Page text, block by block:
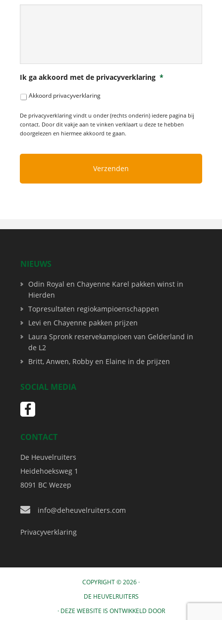
Ik ga akkoord met de privacyverklaring *
Akkoord privacyverklaring
De privacyverklaring vindt u onder (rechts onderin) iedere pagina bij
contact. Door dit vakje aan te vinken verklaart u deze te hebben
doorgelezen en hiermee akkoord te gaan.
NIEUWS
Odin Royal en Chayenne Karel pakken winst in
Hierden
Topresultaten regiokampioenschappen
Levi en Chayenne pakken prijzen
Laura Spronk reservekampioen van Gelderland in
de L2
Britt, Anwen, Robby en Elaine in de prijzen
SOCIAL MEDIA
CONTACT
De Heuvelruiters
Heidehoeksweg 1
8091 BC Wezep
info@deheuvelruiters.com
Privacyverklaring
COPYRIGHT © 2026 ·
DE HEUVELRUITERS
· DEZE WEBSITE IS ONTWIKKELD DOOR